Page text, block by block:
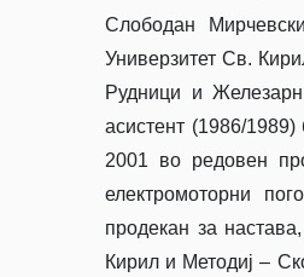
Слободан
Универзитет Св.
Рудници и
асистент (1986/
2001 во редовен
електромоторни
продекан за
Кирил и Методиј –